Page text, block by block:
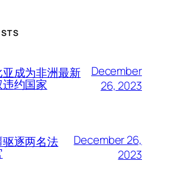
成为非洲最新
约国家
December
26, 2023
逐两名法
December 26,
2023